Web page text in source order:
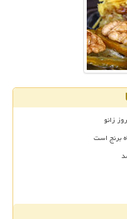
زانو